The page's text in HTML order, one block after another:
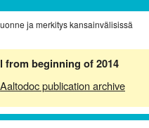
ja merkitys kansainvälisissä
beginning of 2014
Aaltodoc publication archive